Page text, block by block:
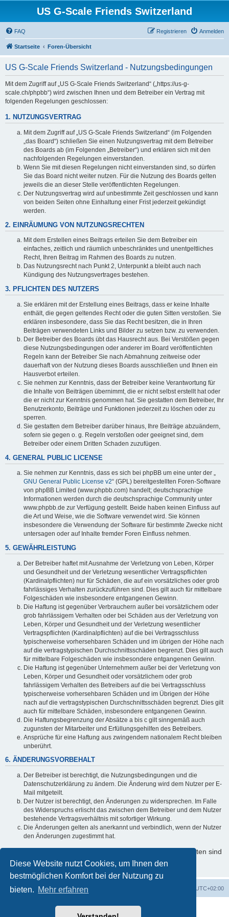
Diese Website nutzt Cookies, um Ihnen den
bestmöglichen Komfort bei der Nutzung zu
bieten. Mehr erfahren
US G-Scale Friends Switzerland
FAQ Anmelden
Registrieren
Startseite Foren-Übersicht
US G-Scale Friends Switzerland - Nutzungsbedingungen
Mit dem Zugriff auf „US G-Scale Friends Switzerland“ („https://us-g-
scale.ch/phpbb“) wird zwischen Ihnen und dem Betreiber ein Vertrag mit
folgenden Regelungen geschlossen:
1. NUTZUNGSVERTRAG
Mit dem Zugriff auf „US G-Scale Friends Switzerland“ (im Folgenden
„das Board“) schließen Sie einen Nutzungsvertrag mit dem Betreiber
des Boards ab (im Folgenden „Betreiber“) und erklären sich mit den
nachfolgenden Regelungen einverstanden.
Wenn Sie mit diesen Regelungen nicht einverstanden sind, so dürfen
Sie das Board nicht weiter nutzen. Für die Nutzung des Boards gelten
jeweils die an dieser Stelle veröffentlichten Regelungen.
Der Nutzungsvertrag wird auf unbestimmte Zeit geschlossen und kann
von beiden Seiten ohne Einhaltung einer Frist jederzeit gekündigt
werden.
2. EINRÄUMUNG VON NUTZUNGSRECHTEN
Mit dem Erstellen eines Beitrags erteilen Sie dem Betreiber ein
einfaches, zeitlich und räumlich unbeschränktes und unentgeltliches
Recht, Ihren Beitrag im Rahmen des Boards zu nutzen.
Das Nutzungsrecht nach Punkt 2, Unterpunkt a bleibt auch nach
Kündigung des Nutzungsvertrages bestehen.
3. PFLICHTEN DES NUTZERS
Sie erklären mit der Erstellung eines Beitrags, dass er keine Inhalte
enthält, die gegen geltendes Recht oder die guten Sitten verstoßen. Sie
erklären insbesondere, dass Sie das Recht besitzen, die in Ihren
Beiträgen verwendeten Links und Bilder zu setzen bzw. zu verwenden.
Der Betreiber des Boards übt das Hausrecht aus. Bei Verstößen gegen
diese Nutzungsbedingungen oder anderer im Board veröffentlichten
Regeln kann der Betreiber Sie nach Abmahnung zeitweise oder
dauerhaft von der Nutzung dieses Boards ausschließen und Ihnen ein
Hausverbot erteilen.
Sie nehmen zur Kenntnis, dass der Betreiber keine Verantwortung für
die Inhalte von Beiträgen übernimmt, die er nicht selbst erstellt hat oder
die er nicht zur Kenntnis genommen hat. Sie gestatten dem Betreiber, Ihr
Benutzerkonto, Beiträge und Funktionen jederzeit zu löschen oder zu
sperren.
Sie gestatten dem Betreiber darüber hinaus, Ihre Beiträge abzuändern,
sofern sie gegen o. g. Regeln verstoßen oder geeignet sind, dem
Betreiber oder einem Dritten Schaden zuzufügen.
4. GENERAL PUBLIC LICENSE
Sie nehmen zur Kenntnis, dass es sich bei phpBB um eine unter der „
GNU General Public License v2“ (GPL) bereitgestellten Foren-Software
von phpBB Limited (www.phpbb.com) handelt; deutschsprachige
Informationen werden durch die deutschsprachige Community unter
www.phpbb.de zur Verfügung gestellt. Beide haben keinen Einfluss auf
die Art und Weise, wie die Software verwendet wird. Sie können
insbesondere die Verwendung der Software für bestimmte Zwecke nicht
untersagen oder auf Inhalte fremder Foren Einfluss nehmen.
5. GEWÄHRLEISTUNG
Der Betreiber haftet mit Ausnahme der Verletzung von Leben, Körper
und Gesundheit und der Verletzung wesentlicher Vertragspflichten
(Kardinalpflichten) nur für Schäden, die auf ein vorsätzliches oder grob
fahrlässiges Verhalten zurückzuführen sind. Dies gilt auch für mittelbare
Folgeschäden wie insbesondere entgangenen Gewinn.
Die Haftung ist gegenüber Verbrauchern außer bei vorsätzlichem oder
grob fahrlässigem Verhalten oder bei Schäden aus der Verletzung von
Leben, Körper und Gesundheit und der Verletzung wesentlicher
Vertragspflichten (Kardinalpflichten) auf die bei Vertragsschluss
typischerweise vorhersehbaren Schäden und im übrigen der Höhe nach
auf die vertragstypischen Durchschnittsschäden begrenzt. Dies gilt auch
für mittelbare Folgeschäden wie insbesondere entgangenen Gewinn.
Die Haftung ist gegenüber Unternehmern außer bei der Verletzung von
Leben, Körper und Gesundheit oder vorsätzlichem oder grob
fahrlässigem Verhalten des Betreibers auf die bei Vertragsschluss
typischerweise vorhersehbaren Schäden und im Übrigen der Höhe
nach auf die vertragstypischen Durchschnittsschäden begrenzt. Dies gilt
auch für mittelbare Schäden, insbesondere entgangenen Gewinn.
Die Haftungsbegrenzung der Absätze a bis c gilt sinngemäß auch
zugunsten der Mitarbeiter und Erfüllungsgehilfen des Betreibers.
Ansprüche für eine Haftung aus zwingendem nationalem Recht bleiben
unberührt.
6. ÄNDERUNGSVORBEHALT
Der Betreiber ist berechtigt, die Nutzungsbedingungen und die
Datenschutzerklärung zu ändern. Die Änderung wird dem Nutzer per E-
Mail mitgeteilt.
Der Nutzer ist berechtigt, den Änderungen zu widersprechen. Im Falle
des Widerspruchs erlischt das zwischen dem Betreiber und dem Nutzer
bestehende Vertragsverhältnis mit sofortiger Wirkung.
Die Änderungen gelten als anerkannt und verbindlich, wenn der Nutzer
den Änderungen zugestimmt hat.
Informationen über den Umgang mit Ihren persönlichen Daten sind
in der Datenschutzerklärung enthalten.
Startseite Foren-Übersicht UTC+02:00
Powered byphpBB® Forum Software © phpBB Limited
Deutsche Übersetzung durch